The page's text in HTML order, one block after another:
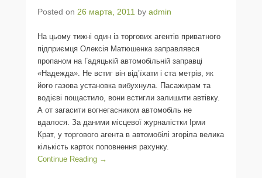
Posted on 26 марта, 2011 by admin
На цьому тижні один із торгових агентів приватного
підприємця Олексія Матюшенка заправлявся
пропаном на Гадяцькій автомобільній заправці
«Надежда». Не встиг він від’їхати і ста метрів, як
його газова установка вибухнула. Пасажирам та
водієві пощастило, вони встигли залишити автівку.
А от загасити вогнегасником автомобіль не
вдалося. За даними місцевої журналістки Ірми
Крат, у торгового агента в автомобілі згоріла велика
кількість карток поповнення рахунку.
Continue Reading →